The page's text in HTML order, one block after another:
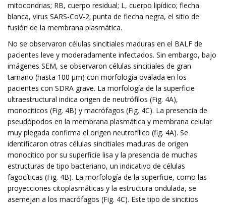
mitocondrias; RB, cuerpo residual; L, cuerpo lipídico; flecha
blanca, virus SARS-CoV-2; punta de flecha negra, el sitio de
fusión de la membrana plasmática.
No se observaron células sincitiales maduras en el BALF de
pacientes leve y moderadamente infectados. Sin embargo, bajo
imágenes SEM, se observaron células sincitiales de gran
tamaño (hasta 100 μm) con morfología ovalada en los
pacientes con SDRA grave. La morfología de la superficie
ultraestructural indica origen de neutrófilos (Fig. 4A),
monocíticos (Fig. 4B) y macrófagos (Fig. 4C). La presencia de
pseudópodos en la membrana plasmática y membrana celular
muy plegada confirma el origen neutrofílico (fig. 4A). Se
identificaron otras células sincitiales maduras de origen
monocítico por su superficie lisa y la presencia de muchas
estructuras de tipo bacteriano, un indicativo de células
fagocíticas (Fig. 4B). La morfología de la superficie, como las
proyecciones citoplasmáticas y la estructura ondulada, se
asemejan a los macrófagos (Fig. 4C). Este tipo de sincitios